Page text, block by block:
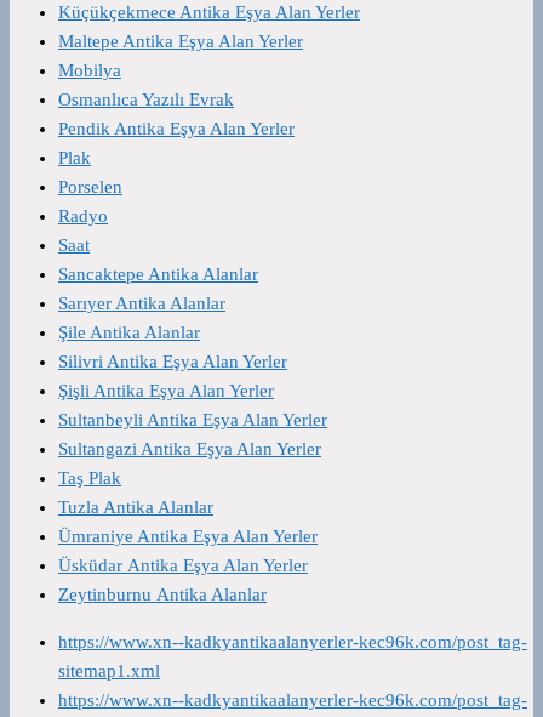
Küçükçekmece Antika Eşya Alan Yerler
Maltepe Antika Eşya Alan Yerler
Mobilya
Osmanlıca Yazılı Evrak
Pendik Antika Eşya Alan Yerler
Plak
Porselen
Radyo
Saat
Sancaktepe Antika Alanlar
Sarıyer Antika Alanlar
Şile Antika Alanlar
Silivri Antika Eşya Alan Yerler
Şişli Antika Eşya Alan Yerler
Sultanbeyli Antika Eşya Alan Yerler
Sultangazi Antika Eşya Alan Yerler
Taş Plak
Tuzla Antika Alanlar
Ümraniye Antika Eşya Alan Yerler
Üsküdar Antika Eşya Alan Yerler
Zeytinburnu Antika Alanlar
https://www.xn--kadkyantikaalanyerler-kec96k.com/post_tag-
sitemap1.xml
https://www.xn--kadkyantikaalanyerler-kec96k.com/post_tag-